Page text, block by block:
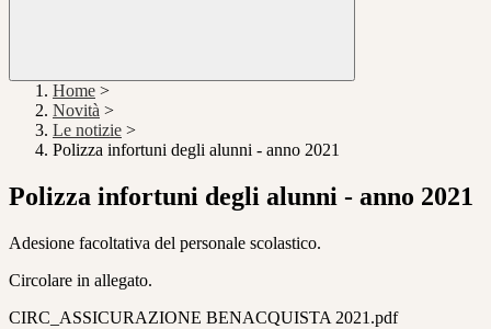
Home >
Novità >
Le notizie >
Polizza infortuni degli alunni - anno 2021
Polizza infortuni degli alunni - anno 2021
Adesione facoltativa del personale scolastico.
Circolare in allegato.
CIRC_ASSICURAZIONE BENACQUISTA 2021.pdf